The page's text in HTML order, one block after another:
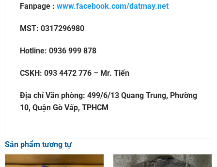
Fanpage : www.facebook.com/datmay.net
MST: 0317296980
Hotline: 0936 999 878
CSKH: 093 4472 776 – Mr. Tiến
Địa chỉ Văn phòng: 499/6/13 Quang Trung, Phường
10, Quận Gò Vấp, TPHCM
Sản phẩm tương tự